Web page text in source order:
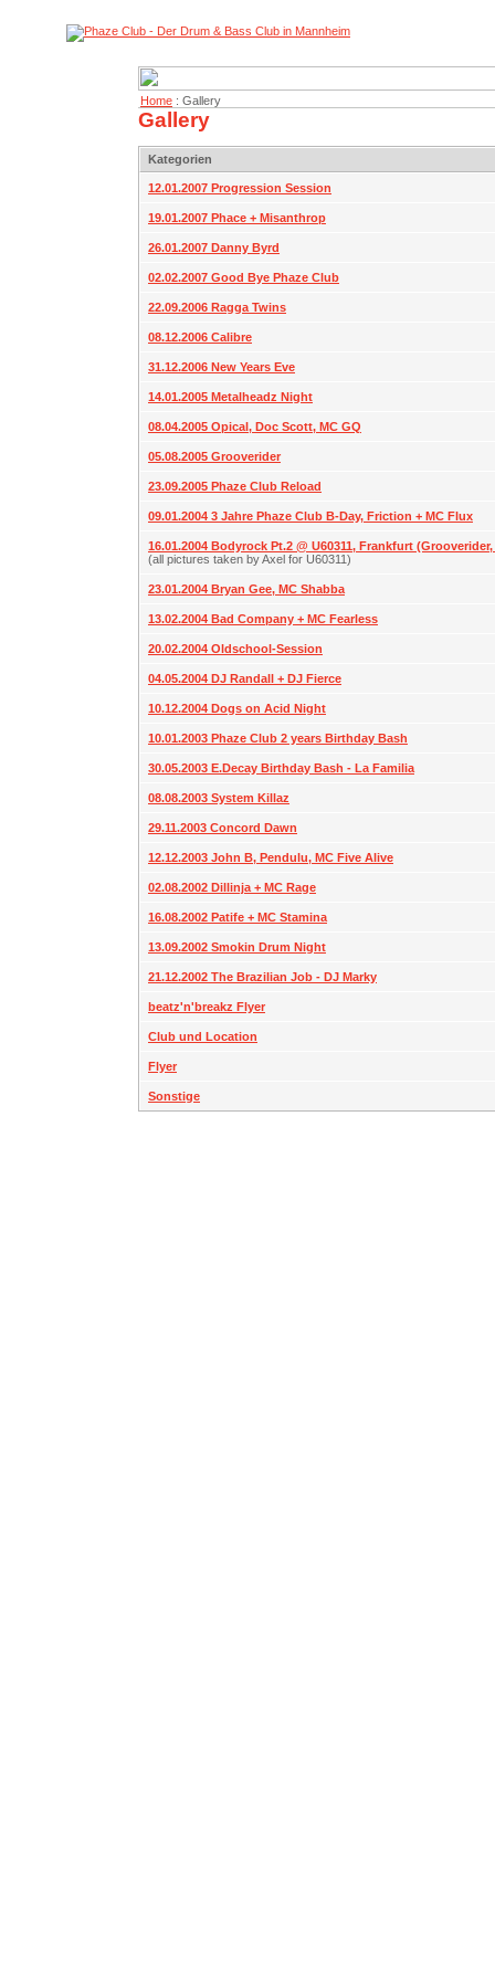
Home : Gallery
Gallery
Kategorien
12.01.2007 Progression Session
19.01.2007 Phace + Misanthrop
26.01.2007 Danny Byrd
02.02.2007 Good Bye Phaze Club
22.09.2006 Ragga Twins
08.12.2006 Calibre
31.12.2006 New Years Eve
14.01.2005 Metalheadz Night
08.04.2005 Opical, Doc Scott, MC GQ
05.08.2005 Grooverider
23.09.2005 Phaze Club Reload
09.01.2004 3 Jahre Phaze Club B-Day, Friction + MC Flux
16.01.2004 Bodyrock Pt.2 @ U60311, Frankfurt
(all pictures taken by Axel for U60311)
23.01.2004 Bryan Gee, MC Shabba
13.02.2004 Bad Company + MC Fearless
20.02.2004 Oldschool-Session
04.05.2004 DJ Randall + DJ Fierce
10.12.2004 Dogs on Acid Night
10.01.2003 Phaze Club 2 years Birthday Bash
30.05.2003 E.Decay Birthday Bash - La Familia
08.08.2003 System Killaz
29.11.2003 Concord Dawn
12.12.2003 John B, Pendulu, MC Five Alive
02.08.2002 Dillinja + MC Rage
16.08.2002 Patife + MC Stamina
13.09.2002 Smokin Drum Night
21.12.2002 The Brazilian Job - DJ Marky
beatz'n'breakz Flyer
Club und Location
Flyer
Sonstige